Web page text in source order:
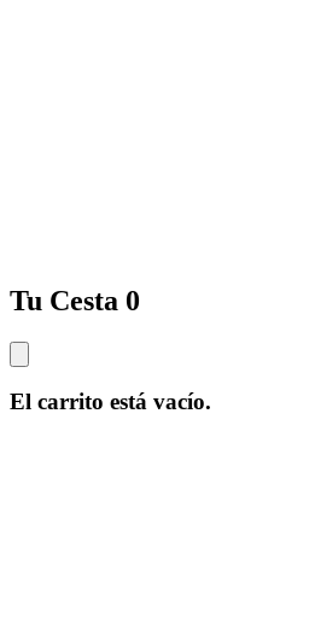
Tu Cesta 0
El carrito está vacío.